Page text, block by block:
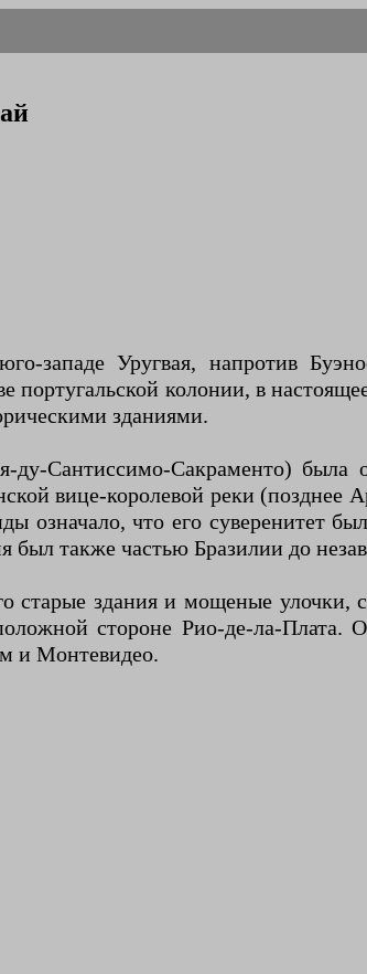
западе Уругвая, напротив
португальской колонии, в
зданиями.
ду-Сантиссимо-Сакраменто)
вице-королевой реки
означало, что его суверенитет
был также частью Бразилии до
старые здания и мощеные
стороне Рио-де-ла-Плата.
и Монтевидео.